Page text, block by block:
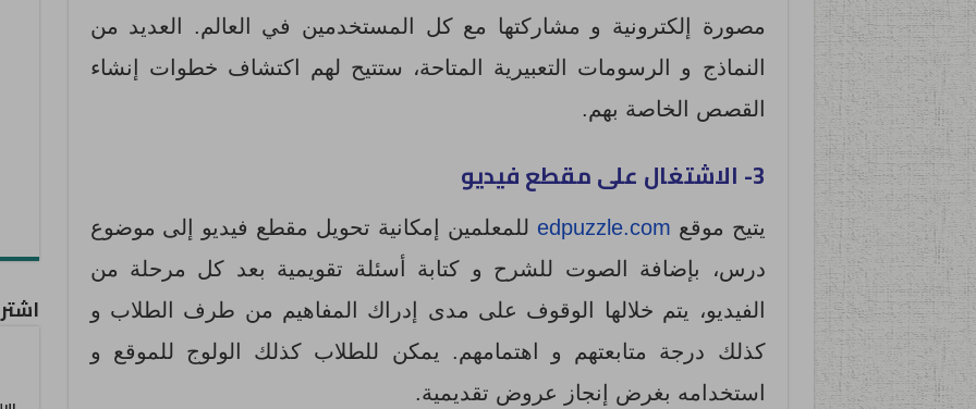
مصورة إلكترونية و مشاركتها مع كل المستخدمين في العالم. العديد من
النماذج و الرسومات التعبيرية المتاحة، ستتيح لهم اكتشاف خطوات إنشاء
القصص الخاصة بهم.
3- الاشتغال على مقطع فيديو
يتيح موقع edpuzzle.com للمعلمين إمكانية تحويل مقطع فيديو إلى موضوع
درس، بإضافة الصوت للشرح و كتابة أسئلة تقويمية بعد كل مرحلة من
الفيديو، يتم خلالها الوقوف على مدى إدراك المفاهيم من طرف الطلاب و
كذلك درجة متابعتهم و اهتمامهم. يمكن للطلاب كذلك الولوج للموقع و
استخدامه بغرض إنجاز عروض تقديمية.